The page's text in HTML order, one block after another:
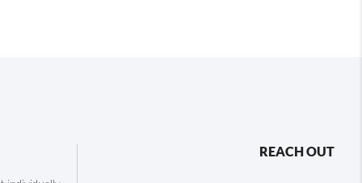
REACH OUT